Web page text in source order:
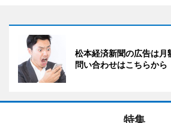
松本経済新聞の広告は
問い合わせはこちらから
特集